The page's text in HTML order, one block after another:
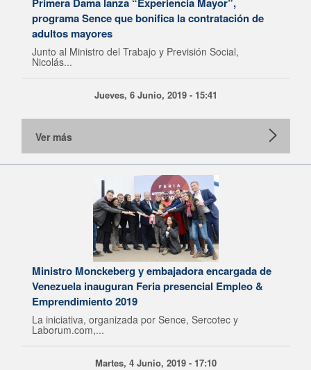
programa Sence que bonifica la contratación de
adultos mayores
Junto al Ministro del Trabajo y Previsión Social,
Nicolás...
Jueves, 6 Junio, 2019 - 15:41
Ver más
Ministro Monckeberg y embajadora encargada de
Venezuela inauguran Feria presencial Empleo &
Emprendimiento 2019
La iniciativa, organizada por Sence, Sercotec y
Laborum.com,...
Martes, 4 Junio, 2019 - 17:10